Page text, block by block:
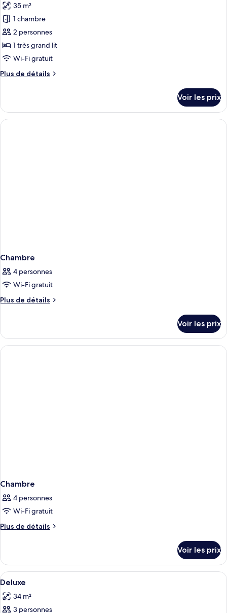
Suite
photos
pour
ce
type
de
chambre :
Marktplatz
35 m²
1 chambre
2 personnes
1 très grand lit
Wi-Fi gratuit
Plus de détails
Plus
le
type
de
Voir les prix
Chambre
4 personnes
Wi-Fi gratuit
Plus de détails
Plus
le
type
de
Voir les prix
Chambre
4 personnes
Wi-Fi gratuit
Plus de détails
Plus
le
type
de
Chambre
Voir les prix
Afficher
toutes
les
Literie de qualité supérieure, couette
1
Deluxe
34 m²
3 personnes